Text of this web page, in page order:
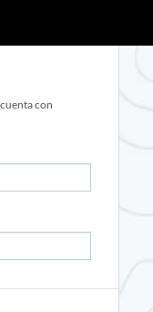
con